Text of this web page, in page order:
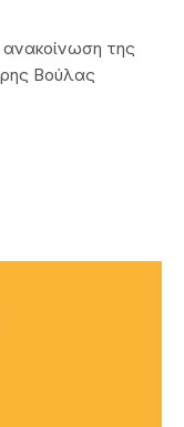
ανακοίνωση της
Βούλας